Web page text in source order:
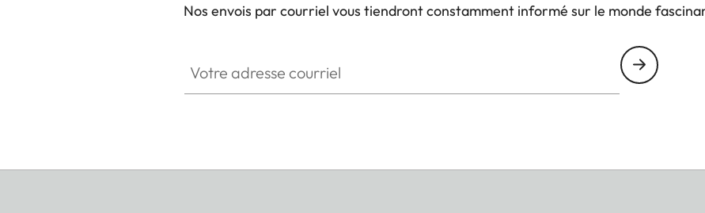
Nos envois par courriel vous tiendront constamment informé sur le monde